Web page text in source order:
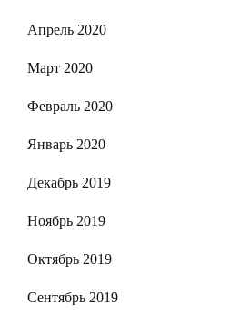
Апрель 2020
Март 2020
Февраль 2020
Январь 2020
Декабрь 2019
Ноябрь 2019
Октябрь 2019
Сентябрь 2019